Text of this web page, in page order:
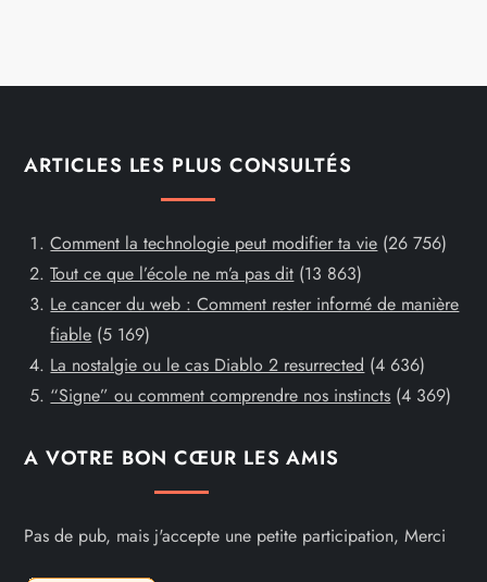
ARTICLES LES PLUS CONSULTÉS
Comment la technologie peut modifier ta vie (26 756)
Tout ce que l’école ne m’a pas dit (13 863)
Le cancer du web : Comment rester informé de manière
fiable (5 169)
La nostalgie ou le cas Diablo 2 resurrected (4 636)
“Signe” ou comment comprendre nos instincts (4 369)
A VOTRE BON CŒUR LES AMIS
Pas de pub, mais j'accepte une petite participation, Merci